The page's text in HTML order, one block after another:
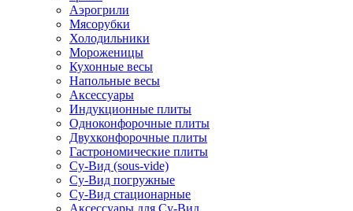
Аэрогрили
Мясорубки
Холодильники
Мороженицы
Кухонные весы
Напольные весы
Аксессуары
Индукционные плиты
Одноконфорочные плиты
Двухконфорочные плиты
Гастрономические плиты
Су-Вид (sous-vide)
Су-Вид погружные
Су-Вид стационарные
Аксессуары для Су-Вид